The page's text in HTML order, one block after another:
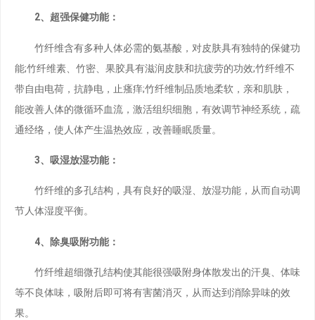
2、超强保健功能：
竹纤维含有多种人体必需的氨基酸，对皮肤具有独特的保健功
能;竹纤维素、竹密、果胶具有滋润皮肤和抗疲劳的功效;竹纤维不
带自由电荷，抗静电，止瘙痒;竹纤维制品质地柔软，亲和肌肤，
能改善人体的微循环血流，激活组织细胞，有效调节神经系统，疏
通经络，使人体产生温热效应，改善睡眠质量。
3、吸湿放湿功能：
竹纤维的多孔结构，具有良好的吸湿、放湿功能，从而自动调
节人体湿度平衡。
4、除臭吸附功能：
竹纤维超细微孔结构使其能很强吸附身体散发出的汗臭、体味
等不良体味，吸附后即可将有害菌消灭，从而达到消除异味的效
果。